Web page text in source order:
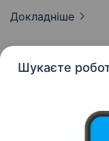
Шукаєте
Докладніше